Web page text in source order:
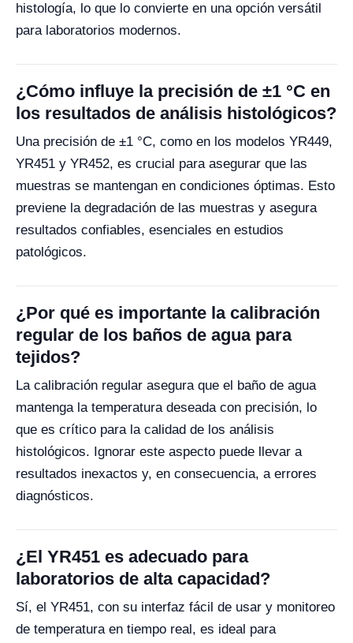
histología, lo que lo convierte en una opción versátil
para laboratorios modernos.
¿Cómo influye la precisión de ±1 °C en
los resultados de análisis histológicos?
Una precisión de ±1 °C, como en los modelos YR449,
YR451 y YR452, es crucial para asegurar que las
muestras se mantengan en condiciones óptimas. Esto
previene la degradación de las muestras y asegura
resultados confiables, esenciales en estudios
patológicos.
¿Por qué es importante la calibración
regular de los baños de agua para
tejidos?
La calibración regular asegura que el baño de agua
mantenga la temperatura deseada con precisión, lo
que es crítico para la calidad de los análisis
histológicos. Ignorar este aspecto puede llevar a
resultados inexactos y, en consecuencia, a errores
diagnósticos.
¿El YR451 es adecuado para
laboratorios de alta capacidad?
Sí, el YR451, con su interfaz fácil de usar y monitoreo
de temperatura en tiempo real, es ideal para